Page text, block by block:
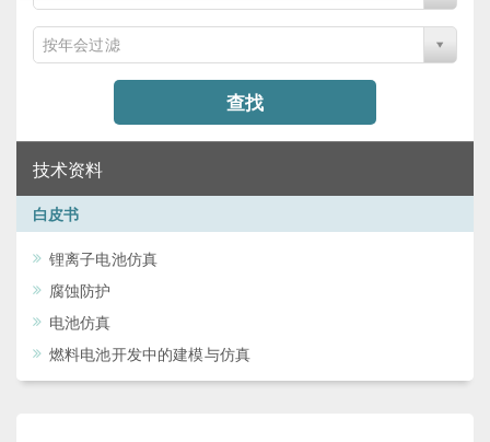
按年会过滤
查找
技术资料
白皮书
锂离子电池仿真
腐蚀防护
电池仿真
燃料电池开发中的建模与仿真